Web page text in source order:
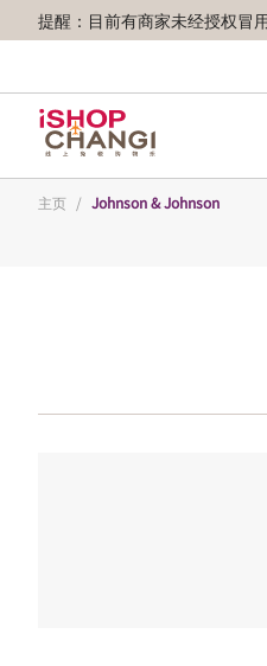
提醒：目前有商家未经授权冒
主页 / Johnson & Johnson